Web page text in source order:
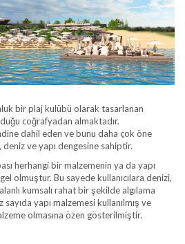
bir plaj kulübü olarak tasarlanan
coğrafyadan almaktadır.
dahil eden ve bunu daha çok öne
ve yapı dengesine sahiptir.
herhangi bir malzemenin ya da yapı
olmuştur. Bu sayede kullanıcılara denizi,
kumsalı rahat bir şekilde algılama
yapı malzemesi kullanılmış ve
olmasına özen gösterilmiştir.